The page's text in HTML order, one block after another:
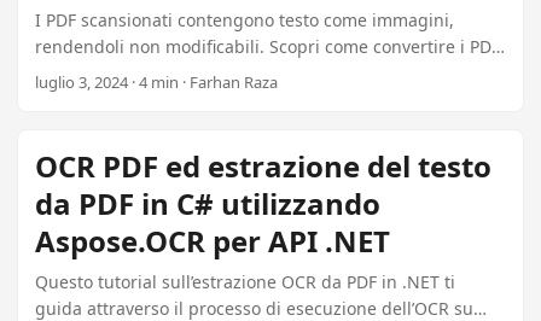
I PDF scansionati contengono testo come immagini,
rendendoli non modificabili. Scopri come convertire i PDF
scansionati in documenti Word (DOCX o DOC) utilizzando
C# con il riconoscimento ottico dei caratteri (OCR)
alta qualità per soli $99.
luglio 3, 2024 · 4 min · Farhan Raza
OCR PDF ed estrazione del testo
da PDF in C# utilizzando
Aspose.OCR per API .NET
Questo tutorial sull’estrazione OCR da PDF in .NET ti
guida attraverso il processo di esecuzione dell’OCR su